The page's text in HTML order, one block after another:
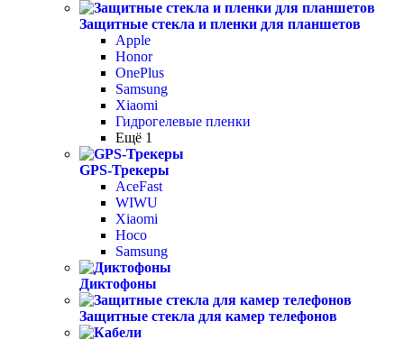
Защитные стекла и пленки для планшетов
Apple
Honor
OnePlus
Samsung
Xiaomi
Гидрогелевые пленки
Ещё 1
GPS-Трекеры
AceFast
WIWU
Xiaomi
Hoco
Samsung
Диктофоны
Защитные стекла для камер телефонов